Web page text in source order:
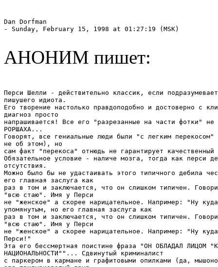
Dan Dorfman
- Sunday, February 15, 1998 at 01:27:19 (MSK)
АНОНИМ пишет:
Перси Шелли - действительно классик, если
пишушего идиота.
Его творение настолько правдоподобно и достоверно с
диагноз просто
напрашивается! Все его "разрезанные на части фотки" не
РОРШАХА...
Говорят, все гениальные люди были "с легким
не об этом), но
сам факт "перекоса" отнюдь не гарантирует качественный
Обязательное условие - наличе мозга, тогда как перси
отсутствия.
Можно было бы не удастаивать этого типичного дебила
его главная заслуга как
раз в том и заключается, что он слишком типичен.
"всю стаю". Имя у Перси
не "женское" а скорее нарицательное. Например: "Ну
упомянутым, но его главная заслуга как
раз в том и заключается, что он слишком типичен.
"всю стаю". Имя у Перси
не "женское" а скорее нарицательное. Например: "Ну
Перси!"
Эта его бессмертная поистине фраза "ОН ОБЛАДАЛ ЛИЦОМ
НАЦИОНАЛЬНОСТИ""... Сдвинутый криминалист
с паркером в кармане и графитовыми опилками (да,